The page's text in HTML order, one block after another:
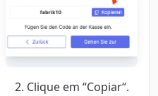
2. Clique em “Copiar“.